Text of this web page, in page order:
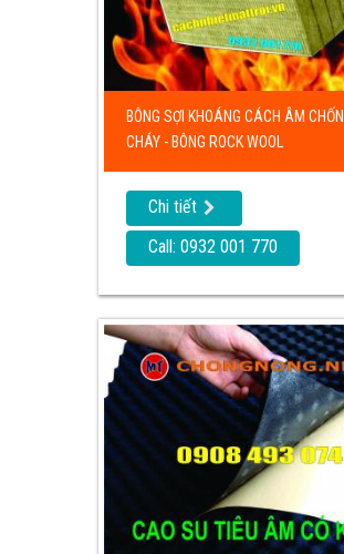
BÔNG SỢI KHOÁNG CÁCH ÂM
CHÁY - BÔNG ROCK WOOL
Chi tiết
Call: 0932 001 770